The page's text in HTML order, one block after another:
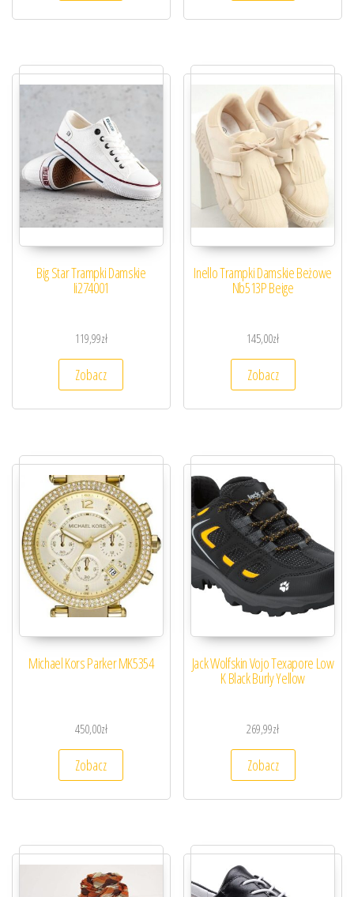
Big Star Trampki Damskie
Ii274001
119,99zł
Zobacz
Inello Trampki Damskie Beżowe
Nb513P Beige
145,00zł
Zobacz
Michael Kors Parker MK5354
450,00zł
Zobacz
Jack Wolfskin Vojo Texapore Low
K Black Burly Yellow
269,99zł
Zobacz